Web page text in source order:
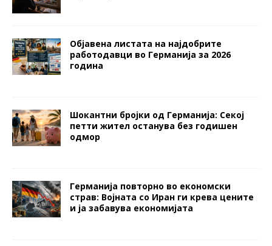
Објавена листата на најдобрите
работодавци во Германија за 2026
година
Шокантни бројки од Германија: Секој
петти жител останува без годишен
одмор
Германија повторно во економски
страв: Војната со Иран ги крева цените
и ја забавува економијата